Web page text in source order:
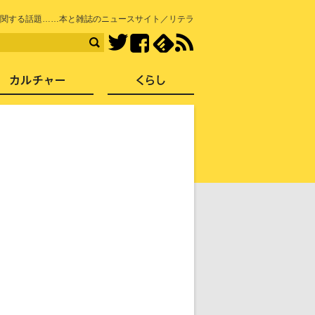
する話題……本と雑誌のニュースサイト／リテラ
TwitterFacebook
社会